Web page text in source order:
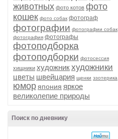
животных фото котов фото
кошек фото собак фотограф
фотографии фотографии собак
фотография фотографы
фотоподборка
фотоподборки фотосессия
хищники художникхудожники
цветы швейцария щенки эзотерика
юмор япония яркое
великолепие природы
Поиск по дневнику